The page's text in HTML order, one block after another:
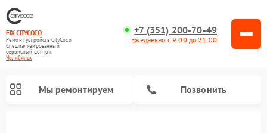
FIX-CITYCOCO
Ремонт устройств CityCoco
Специализированный
cервисный центр г.
Челябинск
+7 (351) 200-70-49
Ежедневно с 9:00 до 21:00
Мы ремонтируем Позвонить